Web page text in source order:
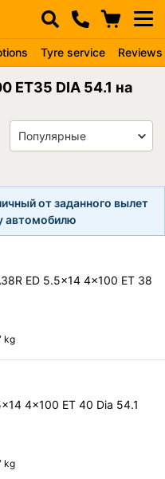
Tyre service Reviews
ET35 DIA 54.1 на
от заданного вылет
автомобилю
ED 5.5x14 4x100 ET 38
kg
4x100 ET 40 Dia 54.1
kg